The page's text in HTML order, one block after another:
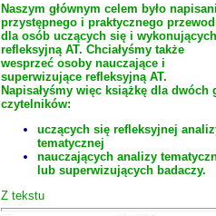
Naszym głównym celem było
przystępnego i praktycznego
dla osób uczących się i wykonujących
refleksyjną AT. Chciałyśmy także
wesprzeć osoby nauczające i
superwizujące refleksyjną AT.
Napisałyśmy więc książkę dla dwóch
czytelników:
uczących się refleksyjnej
tematycznej
nauczających analizy
lub superwizujących badaczy.
Z tekstu